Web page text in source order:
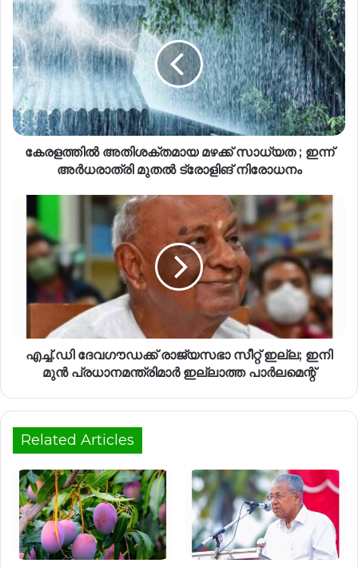
കേരളത്തിൽ അതിശക്തമായ മഴക്ക് സാധ്യത ; ഇന്ന്
അർധരാത്രി മുതൽ ട്രോളിങ് നിരോധനം
എച്ച്.ഡി ദേവഗൗഡക്ക് രാജ്യസഭാ സീറ്റ് ഇല്ല; ഇനി
മുൻ പ്രധാനമന്ത്രിമാർ ഇല്ലാത്ത പാർലമെന്റ്
Related Articles